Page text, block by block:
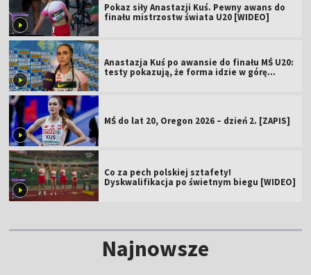
Pokaz siły Anastazji Kuś. Pewny awans do
finału mistrzostw świata U20 [WIDEO]
Anastazja Kuś po awansie do finału MŚ U20:
testy pokazują, że forma idzie w górę
MŚ do lat 20, Oregon 2026 – dzień 2. [ZAPIS]
Co za pech polskiej sztafety!
Dyskwalifikacja po świetnym biegu [WIDEO]
Najnowsze